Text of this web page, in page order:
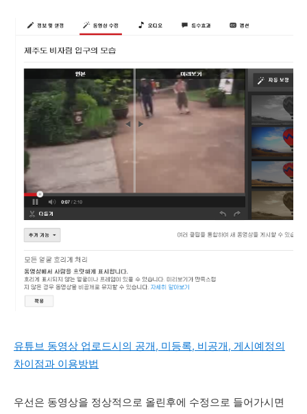
유튜브 동영상 업로드시의 공개, 미등록, 비공개, 게시예정의
차이점과 이용방법
우선은 동영상을 정상적으로 올린후에 수정으로 들어가시면